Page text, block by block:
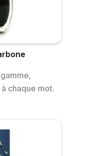
chaque mot.